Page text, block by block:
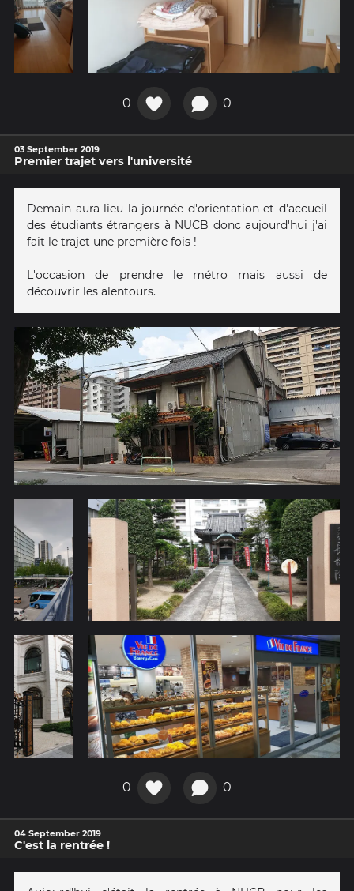
0 0
03 September 2019
Premier trajet vers l'université
Demain aura lieu la journée d'orientation et d'accueil
des étudiants étrangers à NUCB donc aujourd'hui j'ai
fait le trajet une première fois !
L'occasion de prendre le métro mais aussi de
découvrir les alentours.
0 0
04 September 2019
C'est la rentrée !